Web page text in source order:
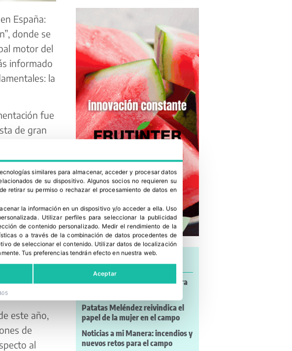
España:
donde se
motor del
informado
la
fue
de gran
un
este año,
de
al
FEDEMCO: el envase de madera
Patatas Meléndez reivindica el
papel de la mujer en el campo
Noticias a mi Manera: incendios y
nuevos retos para el campo
similares para almacenar, acceder y procesar datos
de su dispositivo. Algunos socios no requieren su
retirar su permiso o rechazar el procesamiento de datos en
la información en un dispositivo y/o acceder a ella. Uso
. Utilizar perfiles para seleccionar la publicidad
de contenido personalizado. Medir el rendimiento de la
o a través de la combinación de datos procedentes de
de seleccionar el contenido. Utilizar datos de localización
.Tus preferencias tendrán efecto en nuestra web.
Aceptar